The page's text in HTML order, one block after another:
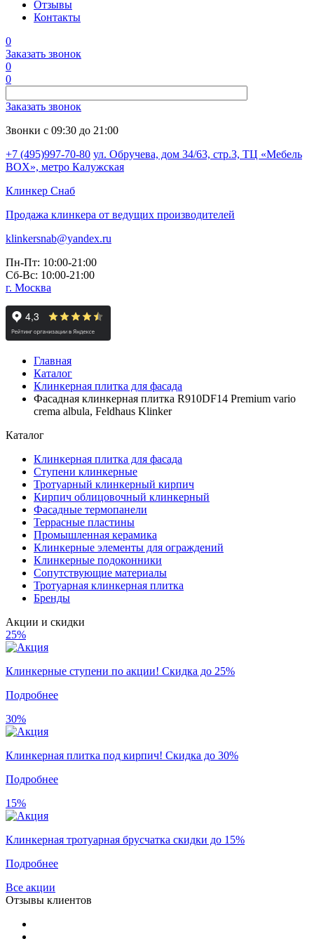
Отзывы
Контакты
0
Заказать звонок
0
0
Заказать звонок
Звонки с 09:30 до 21:00
+7 (495)997-70-80 ул. Обручева, дом 34/63, стр.3, ТЦ «Мебель
BOX», метро Калужская
Клинкер Снаб
Продажа клинкера от ведущих производителей
klinkersnab@yandex.ru
Пн-Пт: 10:00-21:00
Сб-Вс: 10:00-21:00
г. Москва
Главная
Каталог
Клинкерная плитка для фасада
Фасадная клинкерная плитка R910DF14 Premium vario
crema albula, Feldhaus Klinker
Каталог
Клинкерная плитка для фасада
Ступени клинкерные
Тротуарный клинкерный кирпич
Кирпич облицовочный клинкерный
Фасадные термопанели
Террасные пластины
Промышленная керамика
Клинкерные элементы для ограждений
Клинкерные подоконники
Сопутствующие материалы
Тротуарная клинкерная плитка
Бренды
Акции и скидки
25%
Клинкерные ступени по акции! Скидка до 25%
Подробнее
30%
Клинкерная плитка под кирпич! Скидка до 30%
Подробнее
15%
Клинкерная тротуарная брусчатка скидки до 15%
Подробнее
Все акции
Отзывы клиентов